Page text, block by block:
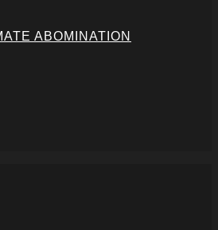
ABOMINATION